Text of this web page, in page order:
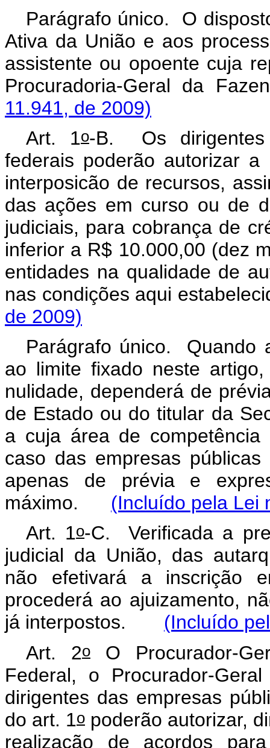
Parágrafo único. O
Ativa da União e aos
assistente ou opoente cuja
Procuradoria-Geral da
11.941, de 2009)
Art. 1o-B. Os
federais poderão autorizar
interposicão de recursos,
das ações em curso ou de
judiciais, para cobrança de
inferior a R$ 10.000,00 (dez
entidades na qualidade de
nas condições aqui
de 2009)
Parágrafo único. Quando
ao limite fixado neste
nulidade, dependerá de
de Estado ou do titular da
a cuja área de
caso das empresas
apenas de prévia e
máximo. (Incluído pela Lei
Art. 1o-C.Verificada a
judicial da União, das
não efetivará a inscrição
procederá ao ajuizamento,
já interpostos. (Incluído
Art. 2o O Procurador-
Federal, o Procurador-
dirigentes das empresas
do art. 1o poderão autorizar,
realização de acordos